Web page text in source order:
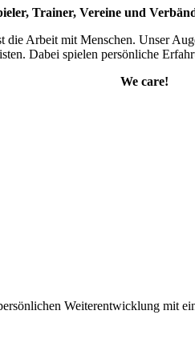
Trainer, Vereine und
Arbeit mit Menschen. Unser
Dabei spielen persönliche
We care!
Weiterentwicklung mit